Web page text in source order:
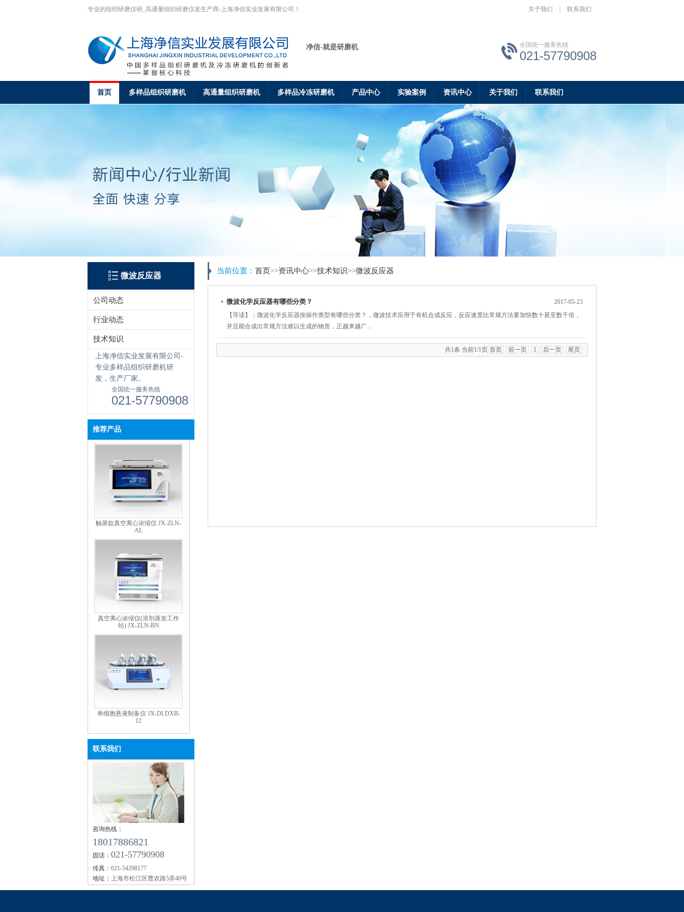
专业的组织研磨仪研_高通量组织研磨仪发生产商-上海净信实业发展有限公司！ 关于我们 联系我们
净信-就是研磨机 全国统一服务热线
021-57790908
首页 多样品组织研磨机 高通量组织研磨机 多样品冷冻研磨机 产品中心 实验案例 资讯中心 关于我们 联系我们
微波反应器
公司动态
行业动态
技术知识
上海净信实业发展有限公司-
专业多样品组织研磨机研
发，生产厂家。
全国统一服务热线
021-57790908
推荐产品
触屏款真空离心浓缩仪 JX-ZLN-
AL
真空离心浓缩仪(溶剂蒸发工作
站) JX-ZLN-BN
单细胞悬液制备仪 JX-DLDXB-
12
联系我们
咨询热线：
18017886821
固话： 021-57790908
传真： 021-54298177
地址： 上海市松江区曹农路5弄40号
当前位置： 首页>>资讯中心>>技术知识>>微波反应器
微波化学反应器有哪些分类？
2017-05-23
【导读】：微波化学反应器按操作类型有哪些分类？，微波技术应用于有机合成反应，反应速度比常规方法要加快数十甚至数千倍，
并且能合成出常规方法难以生成的物质，正越来越广...
共1条 当前1/1页 首页 前一页 1 后一页 尾页